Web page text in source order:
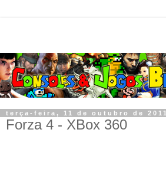
terça-feira, 11 de outubro de 2011
Forza 4 - XBox 360